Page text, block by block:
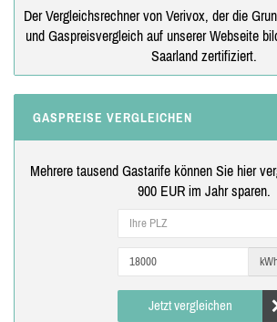
Der Vergleichsrechner von Verivox, der die
und Gaspreisvergleich auf unserer Webseite
Saarland zertifiziert.
GASPREISE VERGLEICHEN
Mehrere tausend Gastarife können Sie hier
900 EUR im Jahr sparen.
kWh
Jetzt vergleichen